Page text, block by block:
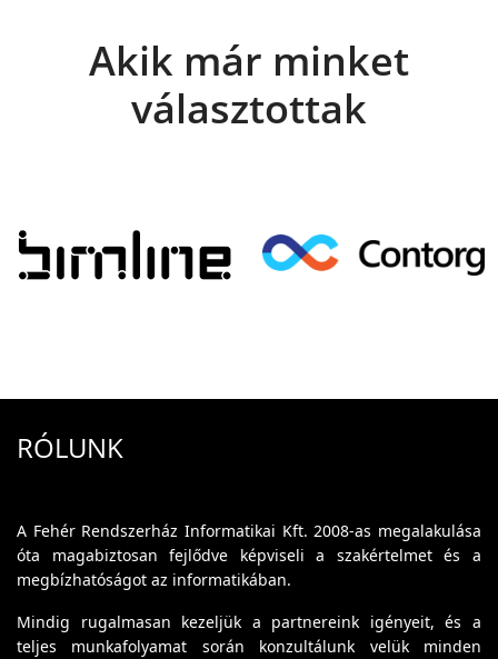
Akik már minket
választottak
RÓLUNK
A Fehér Rendszerház Informatikai Kft. 2008-as megalakulása
óta magabiztosan fejlődve képviseli a szakértelmet és a
megbízhatóságot az informatikában.
Mindig rugalmasan kezeljük a partnereink igényeit, és a
teljes munkafolyamat során konzultálunk velük minden